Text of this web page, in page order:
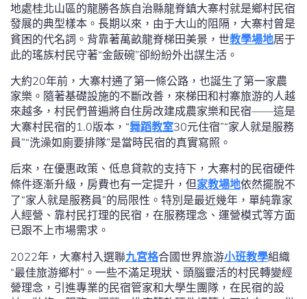
地處桂北山區的龍勝各族自治縣龍脊鎮大寨村就是鄉村民宿
發展的典型樣本。長期以來，由于大山的阻隔，大寨村曾是
貧困的代名詞。背靠著萬畝龍脊梯田美景，世教學場地居于
此的瑤族村民守著“金飯碗”卻紛紛外出謀生活。
大約20年前，大寨村通了第一條公路，也誕生了第一家農
家樂。隨著基礎設施的不斷改善，來梯田和村寨旅游的人越
來越多，村民們普遍將自住房改建成農家樂和民宿——這是
大寨村民宿的1.0版本，“舞蹈教室30元住宿”“家人就是服務
員”“洗澡如廁要排隊”是當時民宿的真實寫照。
后來，在優惠政策、低息貸款的支持下，大寨村的民宿硬件
條件逐漸升級，房費也有一定提升，但家教場地依然擺脫不
了“家人就是服務員”的局限性。特別是最近幾年，單純靠家
人經營、靠村民打理的民宿，在服務理念、運營模式等方面
已跟不上市場需求。
2022年，大寨村入選聯九宮格合國世界旅游小班教學組織
“最佳旅游鄉村”。一些不滿足現狀、頭腦靈活的村民轉變經
營理念，引進專業的民宿管家和大學生團隊，在民宿的設